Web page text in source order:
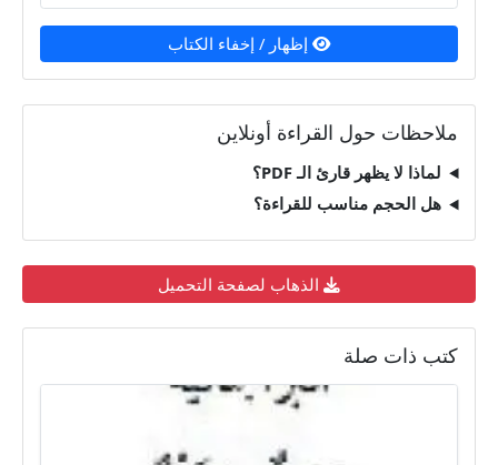
إظهار / إخفاء الكتاب
ملاحظات حول القراءة أونلاين
لماذا لا يظهر قارئ الـ PDF؟
هل الحجم مناسب للقراءة؟
الذهاب لصفحة التحميل
كتب ذات صلة